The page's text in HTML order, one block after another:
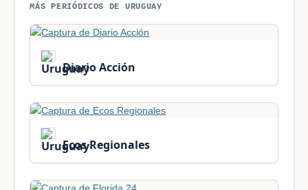
MÁS PERIÓDICOS DE URUGUAY
Diario Acción
Ecos Regionales